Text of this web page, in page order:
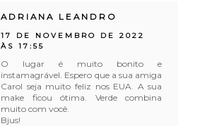
ADRIANA LEANDRO
17 DE NOVEMBRO DE 2022
ÀS 17:55
O lugar é muito bonito e
instamagrável. Espero que a sua amiga
Carol seja muito feliz nos EUA. A sua
make ficou ótima. Verde combina
muito com você.
Bjus!